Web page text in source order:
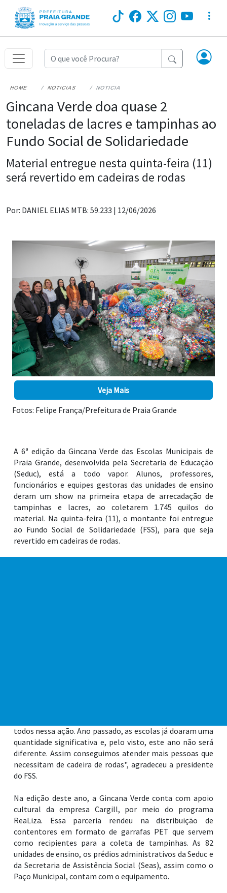
HOME NOTICIAS NOTICIA
Gincana Verde doa quase 2
toneladas de lacres e tampinhas ao
Fundo Social de Solidariedade
Material entregue nesta quinta-feira (11)
será revertido em cadeiras de rodas
Por: DANIEL ELIAS MTB: 59.233 | 12/06/2026
Veja Mais
Fotos: Felipe França/Prefeitura de Praia Grande
A 6ª edição da Gincana Verde das Escolas Municipais de
Praia Grande, desenvolvida pela Secretaria de Educação
(Seduc), está a todo vapor. Alunos, professores,
funcionários e equipes gestoras das unidades de ensino
deram um show na primeira etapa de arrecadação de
tampinhas e lacres, ao coletarem 1.745 quilos do
material. Na quinta-feira (11), o montante foi entregue
ao Fundo Social de Solidariedade (FSS), para que seja
revertido em cadeiras de rodas.
todos nessa ação. Ano passado, as escolas já doaram uma
quantidade significativa e, pelo visto, este ano não será
diferente. Assim conseguimos atender mais pessoas que
necessitam de cadeira de rodas", agradeceu a presidente
do FSS.
Na edição deste ano, a Gincana Verde conta com apoio
cultural da empresa Cargill, por meio do programa
ReaLiza. Essa parceria rendeu na distribuição de
contentores em formato de garrafas PET que servem
como recipientes para a coleta de tampinhas. As 82
unidades de ensino, os prédios administrativos da Seduc e
da Secretaria de Assistência Social (Seas), assim como o
Paço Municipal, contam com o equipamento.